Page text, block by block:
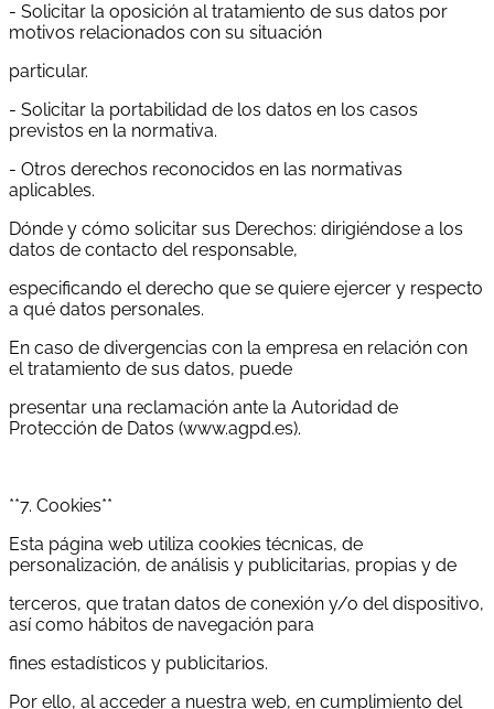
- Solicitar la oposición al tratamiento de sus datos por
motivos relacionados con su situación
particular.
- Solicitar la portabilidad de los datos en los casos
previstos en la normativa.
- Otros derechos reconocidos en las normativas
aplicables.
Dónde y cómo solicitar sus Derechos: dirigiéndose a los
datos de contacto del responsable,
especificando el derecho que se quiere ejercer y respecto
a qué datos personales.
En caso de divergencias con la empresa en relación con
el tratamiento de sus datos, puede
presentar una reclamación ante la Autoridad de
Protección de Datos (www.agpd.es).
**7. Cookies**
Esta página web utiliza cookies técnicas, de
personalización, de análisis y publicitarias, propias y de
terceros, que tratan datos de conexión y/o del dispositivo,
así como hábitos de navegación para
fines estadísticos y publicitarios.
Por ello, al acceder a nuestra web, en cumplimiento del